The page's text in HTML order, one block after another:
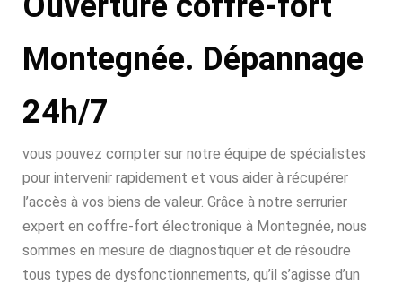
Montegnée. Dépannage
24h/7
vous pouvez compter sur notre équipe de spécialistes
pour intervenir rapidement et vous aider à récupérer
l’accès à vos biens de valeur. Grâce à notre serrurier
expert en coffre-fort électronique à Montegnée, nous
sommes en mesure de diagnostiquer et de résoudre
tous types de dysfonctionnements, qu’il s’agisse d’un